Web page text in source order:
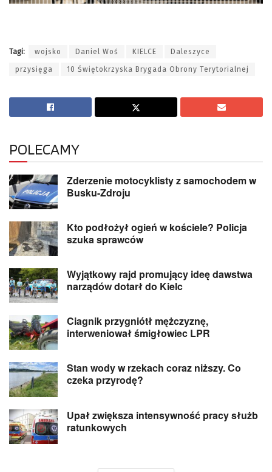
Tagi: wojsko Daniel Woś KIELCE Daleszyce
przysięga 10 Świętokrzyska Brygada Obrony Terytorialnej
POLECAMY
Zderzenie motocyklisty z samochodem w
Busku-Zdroju
Kto podłożył ogień w kościele? Policja
szuka sprawców
Wyjątkowy rajd promujący ideę dawstwa
narządów dotarł do Kielc
Ciagnik przygniótł mężczyznę,
interweniował śmigłowiec LPR
Stan wody w rzekach coraz niższy. Co
czeka przyrodę?
Upał zwiększa intensywność pracy służb
ratunkowych